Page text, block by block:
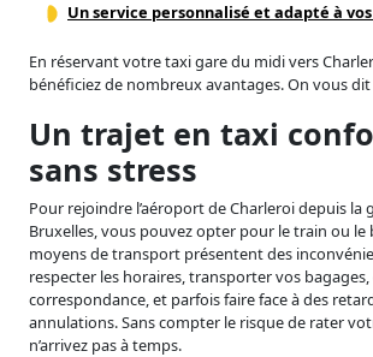
Un service personnalisé et adapté à
En réservant votre taxi gare du midi vers
bénéficiez de nombreux avantages. On vous
Un trajet en taxi
sans stress
Pour rejoindre l’aéroport de Charleroi depuis la
Bruxelles, vous pouvez opter pour le train ou le
moyens de transport présentent des
respecter les horaires, transporter vos
correspondance, et parfois faire face à des
annulations. Sans compter le risque de rater
n’arrivez pas à temps.